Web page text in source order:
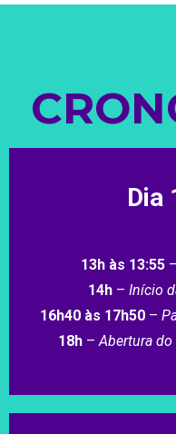
Dia
13h às 13:55
14h – Início
16h40 às 17h50–
18h–Abertura